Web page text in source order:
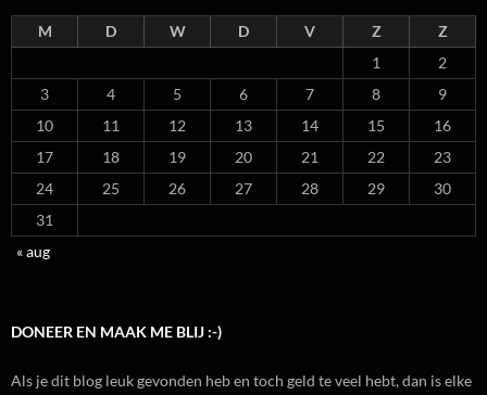
M D W D V Z
Z
1
2
3
4 5 6 7 8
9
10
11 12 13 14 15
16
17
18 19 20 21 22
23
24
25 26 27 28 29
30
31
« aug
DONEER EN MAAK ME BLIJ :-)
Als je dit blog leuk gevonden heb en toch geld te veel hebt, dan is elke